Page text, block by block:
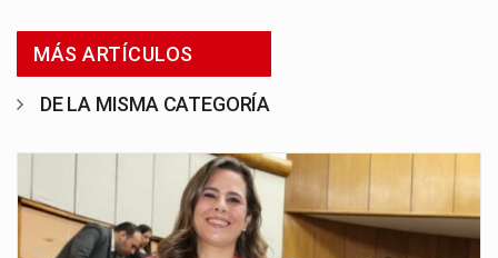
MÁS ARTÍCULOS
DE LA MISMA CATEGORÍA